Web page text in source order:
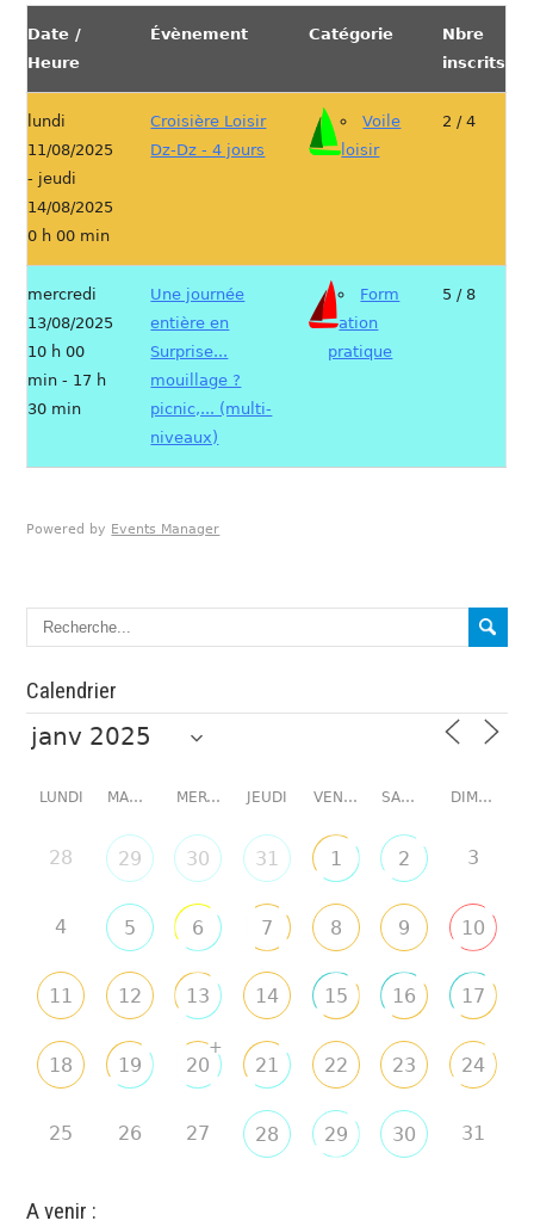
Date /
Heure
Évènement Catégorie
Nbre
inscrits
lundi
11/08/2025
- jeudi
14/08/2025
0 h 00 min
Croisière Loisir
Dz-Dz - 4 jours
Voile
loisir
2 / 4
mercredi
13/08/2025
10 h 00
min - 17 h
30 min
Une journée
entière en
Surprise...
mouillage ?
picnic,... (multi-
niveaux)
Form
ation
pratique
5 / 8
Powered by Events Manager
Calendrier
LUNDI MARDI MERCREDI JEUDI VENDREDI SAMEDI DIMANCHE
28 29 30 31 1 2 3
4 5 6 7 8 9 10
11 12 13 14 15 16 17
18 19 20
+
21 22 23 24
25 26 27 28 29 30 31
A venir :